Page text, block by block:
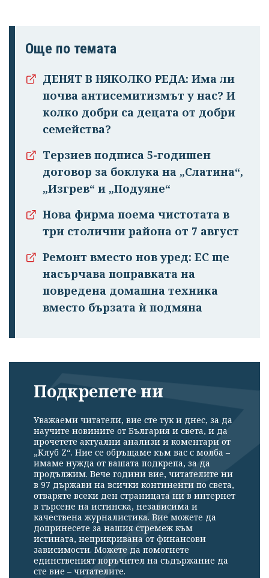
Успешно
профила си!
Още по темата
ДЕНЯТ В НЯКОЛКО РЕДА: Има ли
почва антисемитизмът у нас? И
колко добри са децата от добри
семейства?
Терзиев подписа 5-годишен
договор за боклука на „Слатина“,
„Изгрев“ и „Подуяне“
Нова фирма поема чистотата в
три столични района от 7 август
Ремонт вместо нов уред: ЕС ще
насърчава поправката на
повредена домашна техника
вместо бързата ѝ подмяна
Подкрепете ни
Уважаеми читатели, вие сте тук и днес, за да
научите новините от България и света, и да
прочетете актуални анализи и коментари от
„Клуб Z“. Ние се обръщаме към вас с молба –
имаме нужда от вашата подкрепа, за да
продължим. Вече години вие, читателите ни
в 97 държави на всички континенти по света,
отваряте всеки ден страницата ни в интернет
в търсене на истинска, независима и
качествена журналистика. Вие можете да
допринесете за нашия стремеж към
истината, неприкривана от финансови
зависимости. Можете да помогнете
единственият поръчител на съдържание да
сте вие – читателите.